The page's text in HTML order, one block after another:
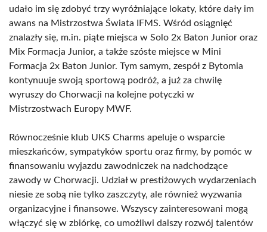
udało im się zdobyć trzy wyróżniające lokaty, które dały im
awans na Mistrzostwa Świata IFMS. Wśród osiągnięć
znalazły się, m.in. piąte miejsca w Solo 2x Baton Junior oraz
Mix Formacja Junior, a także szóste miejsce w Mini
Formacja 2x Baton Junior. Tym samym, zespół z Bytomia
kontynuuje swoją sportową podróż, a już za chwilę
wyruszy do Chorwacji na kolejne potyczki w
Mistrzostwach Europy MWF.
Równocześnie klub UKS Charms apeluje o wsparcie
mieszkańców, sympatyków sportu oraz firmy, by pomóc w
finansowaniu wyjazdu zawodniczek na nadchodzące
zawody w Chorwacji. Udział w prestiżowych wydarzeniach
niesie ze sobą nie tylko zaszczyty, ale również wyzwania
organizacyjne i finansowe. Wszyscy zainteresowani mogą
włączyć się w zbiórkę, co umożliwi dalszy rozwój talentów